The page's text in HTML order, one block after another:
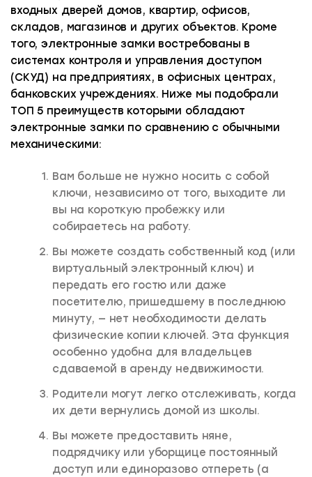
входных дверей домов, квартир, офисов,
складов, магазинов и других объектов. Кроме
того, электронные замки востребованы в
системах контроля и управления доступом
(СКУД) на предприятиях, в офисных центрах,
банковских учреждениях. Ниже мы подобрали
ТОП 5 преимуществ которыми обладают
электронные замки по сравнению с обычными
механическими:
Вам больше не нужно носить с собой
ключи, независимо от того, выходите ли
вы на короткую пробежку или
собираетесь на работу.
Вы можете создать собственный код (или
виртуальный электронный ключ) и
передать его гостю или даже
посетителю, пришедшему в последнюю
минуту, — нет необходимости делать
физические копии ключей. Эта функция
особенно удобна для владельцев
сдаваемой в аренду недвижимости.
Родители могут легко отслеживать, когда
их дети вернулись домой из школы.
Вы можете предоставить няне,
подрядчику или уборщице постоянный
доступ или единоразово отпереть (а